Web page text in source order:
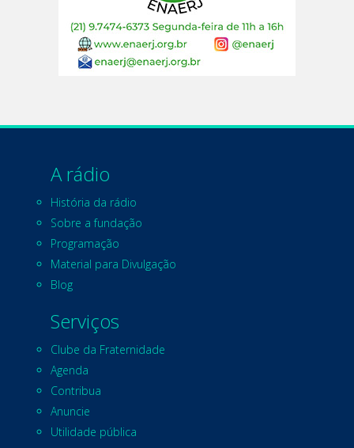
A rádio
História da rádio
Sobre a fundação
Programação
Material para Divulgação
Blog
Serviços
Clube da Fraternidade
Agenda
Contribua
Anuncie
Utilidade pública